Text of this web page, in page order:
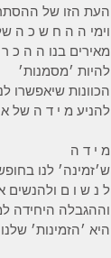
העת הזו של
וימי ה ה ח ש כ ה
מאירים בנו ה ה כ
להיות ׳מסמנות׳
הכוונות שיאפשרו
להניע מ י ד ה של א
מ י ד ה
ש׳זמינה׳ לנו
ל נ ש ו ם ולהנשים
וההגבלה היחידה
היא ׳הזמינות׳ שלנו